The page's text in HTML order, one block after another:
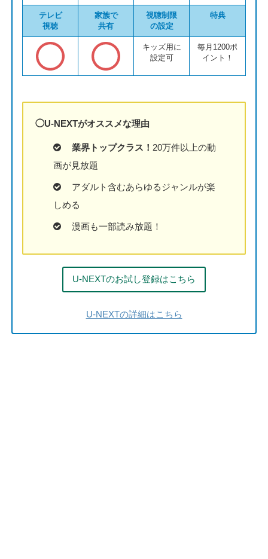
テレビ
視聴
家族で
共有
視聴制限
の設定
特典
キッズ用に
設定可
毎月1200ポ
イント！
◯U-NEXTがオススメな理由
業界トップクラス！ 20万件以上の動
画が見放題
アダルト含むあらゆるジャンルが楽
しめる
漫画も一部読み放題！
U-NEXTのお試し登録はこちら
U-NEXTの詳細はこちら